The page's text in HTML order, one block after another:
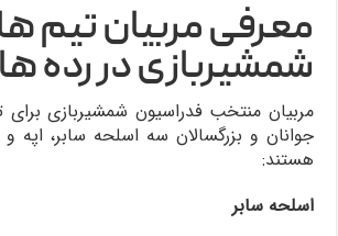
معرفی مربیان تیم
شمشیربازی در رده
مربیان منتخب فدراسیون شمشیربازی برای
جوانان و بزرگسالان سه اسلحه سابر، اپه
هستند:
اسلحه سابر